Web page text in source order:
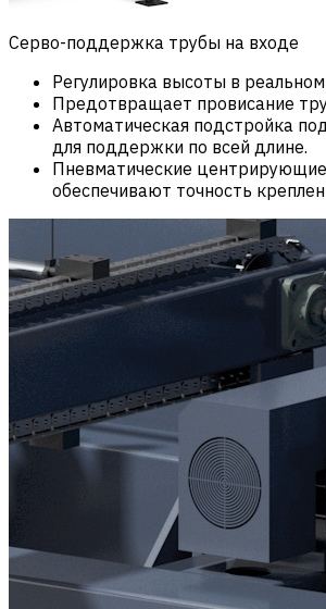
Серво-поддержка трубы на входе
Регулировка высоты в
Предотвращает провисание
Автоматическая подстройка
для поддержки по всей длине.
Пневматические
обеспечивают точность